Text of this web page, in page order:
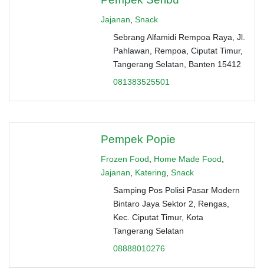
Jajanan Snack
Sebrang Alfamidi Rempoa Raya, Jl.
Pahlawan, Rempoa, Ciputat Timur,
Tangerang Selatan, Banten 15412
081383525501
Pempek Popie
Frozen Food, Home Made Food,
Jajanan, Katering, Snack
Samping Pos Polisi Pasar Modern
Bintaro Jaya Sektor 2, Rengas,
Kec. Ciputat Timur, Kota
Tangerang Selatan
08888010276